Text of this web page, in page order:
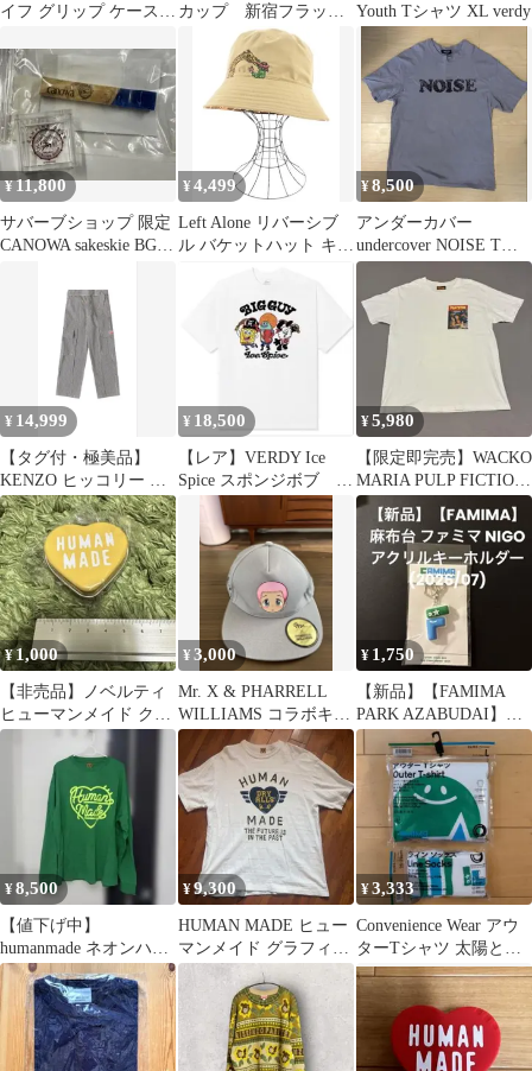
イフ グリップ ケース
ークス
カップ 新宿フラッグ
ス 新品
Youth Tシャツ XL verdy
¥11,800
サバーブショップ 限定
CANOWA sakeskie BGO
¥4,499
Left Alone リバーシブ
ル バケットハット キリ
¥8,500
アンダーカバー
undercover NOISE Tシ
ャツ 美品
¥ 14,999
【タグ付・極美品】
KENZO ヒッコリー ス
トライプ カーゴパンツ
ベルト付
¥ 18,500
【レア】VERDY Ice
Spice スポンジボブ ト
リプルコラボTシャツ
¥5,980
【限定即完売】WACKO
MARIA PULP FICTION
Tシャツ
¥1,000
【非売品】ノベルティ
ヒューマンメイド クリ
ップ入り缶 文房具 黄色
¥3,000
Mr. X & PHARRELL
WILLIAMS コラボキャ
ップ
¥ 1,750
【新品】【FAMIMA
PARK AZABUDAI】キ
ーホルダーNIGO®
¥8,500
【値下げ中】
humanmade ネオンハー
ト ロンT XLサイズ
¥9,300
HUMAN MADE ヒュー
マンメイド グラフィッ
ク Tシャツ
¥3,333
Convenience Wear アウ
ターTシャツ 太陽と星
Lサイズ